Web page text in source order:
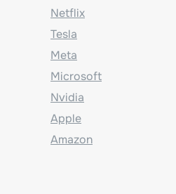
Netflix
Tesla
Meta
Microsoft
Nvidia
Apple
Amazon